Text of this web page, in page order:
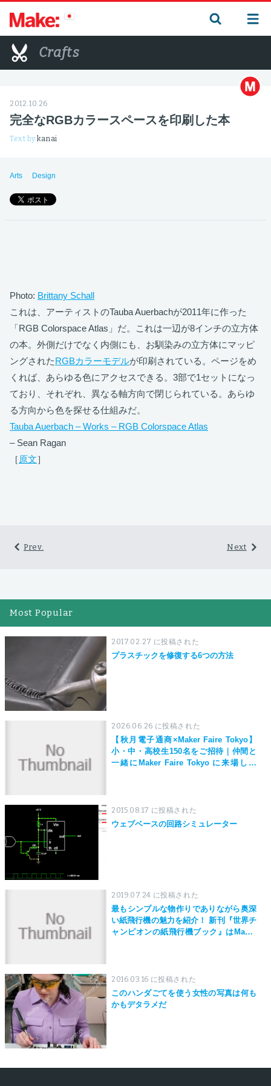
Crafts
2012.10.26
完全なRGBカラースペースを印刷した本
Text bykanai
Arts Design
Photo: Brittany Schall
これは、アーティストのTauba Auerbachが2011年に作った
「RGB Colorspace Atlas」だ。これは一辺が8インチの立方体
の本。外側だけでなく内側にも、お馴染みの立方体にマッピ
ングされたRGBカラーモデルが印刷されている。ページをめ
くれば、あらゆる色にアクセスできる。3部で1セットになっ
ており、それぞれ、異なる軸方向で閉じられている。あらゆ
る方向から色を探せる仕組みだ。
Tauba Auerbach – Works – RGB Colorspace Atlas
– Sean Ragan
［ 原文］
Next
Prev.
Most Popular
2017.02.27 に投稿された
プラスチックを修復する6つの方法
2026.06.26 に投稿された
【秋月電子通商×Maker Faire Tokyo】
小・中・高校生150名をご招待｜仲間と
一緒にMaker Faire Tokyo に来場しよ
2015.08.17 に投稿された
ウェブベースの回路シミュレーター
2019.07.24 に投稿された
最もシンプルな物作りでありながら奥深
い紙飛行機の魅力を紹介！ 新刊『世界チ
ャンピオンの紙飛行機ブック』はMaker
2016.03.16 に投稿された
このハンダごてを使う女性の写真は何も
かもデタラメだ